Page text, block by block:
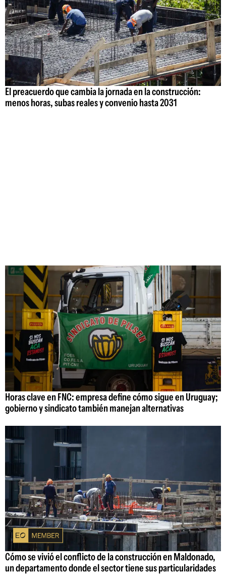
El preacuerdo que cambia la jornada en la construcción:
menos horas, subas reales y convenio hasta 2031
Horas clave en FNC: empresa define cómo sigue en Uruguay;
gobierno y sindicato también manejan alternativas
Cómo se vivió el conflicto de la construcción en Maldonado,
un departamento donde el sector tiene sus particularidades